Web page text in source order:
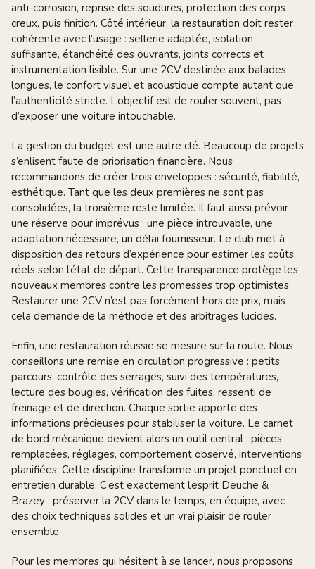
anti-corrosion, reprise des soudures, protection des corps
creux, puis finition. Côté intérieur, la restauration doit rester
cohérente avec l’usage : sellerie adaptée, isolation
suffisante, étanchéité des ouvrants, joints corrects et
instrumentation lisible. Sur une 2CV destinée aux balades
longues, le confort visuel et acoustique compte autant que
l’authenticité stricte. L’objectif est de rouler souvent, pas
d’exposer une voiture intouchable.
La gestion du budget est une autre clé. Beaucoup de projets
s’enlisent faute de priorisation financière. Nous
recommandons de créer trois enveloppes : sécurité, fiabilité,
esthétique. Tant que les deux premières ne sont pas
consolidées, la troisième reste limitée. Il faut aussi prévoir
une réserve pour imprévus : une pièce introuvable, une
adaptation nécessaire, un délai fournisseur. Le club met à
disposition des retours d’expérience pour estimer les coûts
réels selon l’état de départ. Cette transparence protège les
nouveaux membres contre les promesses trop optimistes.
Restaurer une 2CV n’est pas forcément hors de prix, mais
cela demande de la méthode et des arbitrages lucides.
Enfin, une restauration réussie se mesure sur la route. Nous
conseillons une remise en circulation progressive : petits
parcours, contrôle des serrages, suivi des températures,
lecture des bougies, vérification des fuites, ressenti de
freinage et de direction. Chaque sortie apporte des
informations précieuses pour stabiliser la voiture. Le carnet
de bord mécanique devient alors un outil central : pièces
remplacées, réglages, comportement observé, interventions
planifiées. Cette discipline transforme un projet ponctuel en
entretien durable. C’est exactement l’esprit Deuche &
Brazey : préserver la 2CV dans le temps, en équipe, avec
des choix techniques solides et un vrai plaisir de rouler
ensemble.
Pour les membres qui hésitent à se lancer, nous proposons